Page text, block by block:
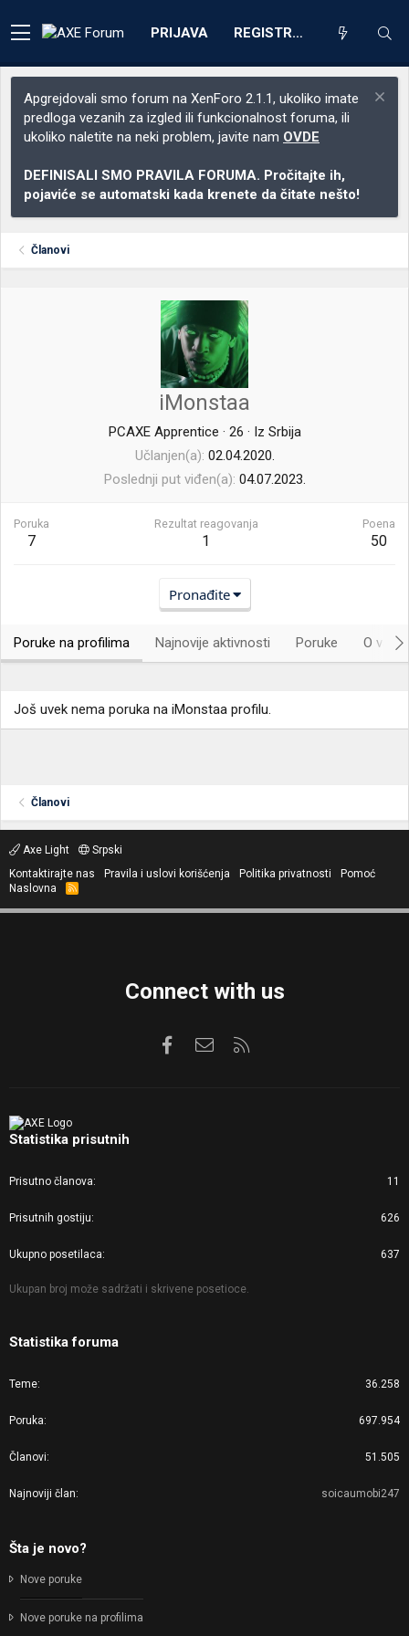
PRIJAVA REGISTRACIJA
Apgrejdovali smo forum na XenForo 2.1.1, ukoliko imate
predloga vezanih za izgled ili funkcionalnost foruma, ili
ukoliko naletite na neki problem, javite nam OVDE
DEFINISALI SMO PRAVILA FORUMA. Pročitajte ih,
pojaviće se automatski kada krenete da čitate nešto!
Članovi
iMonstaa
PCAXE Apprentice · 26 · Iz Srbija
Učlanjen(a) 02.04.2020.
Poslednji put viđen(a) 04.07.2023.
Poruka
7
Rezultat reagovanja
1
Poena
50
Pronađite
Poruke na profilima Najnovije aktivnosti Poruke O
Još uvek nema poruka na iMonstaa profilu.
Članovi
Axe Light
Srpski
Kontaktirajte nas
Pravila i uslovi korišćenja Politika privatnosti
Pomoć
Naslovna
R
S
Connect with us
FacebookKontaktirajte nas
Statistika prisutnih
Prisutno članova 11
Prisutnih gostiju 626
Ukupno posetilaca 637
Ukupan broj može sadržati i skrivene posetioce.
Statistika foruma
Teme 36.258
Poruka 697.954
Članovi 51.505
Najnoviji član soicaumobi247
Šta je novo?
Nove poruke
Nove poruke na profilima